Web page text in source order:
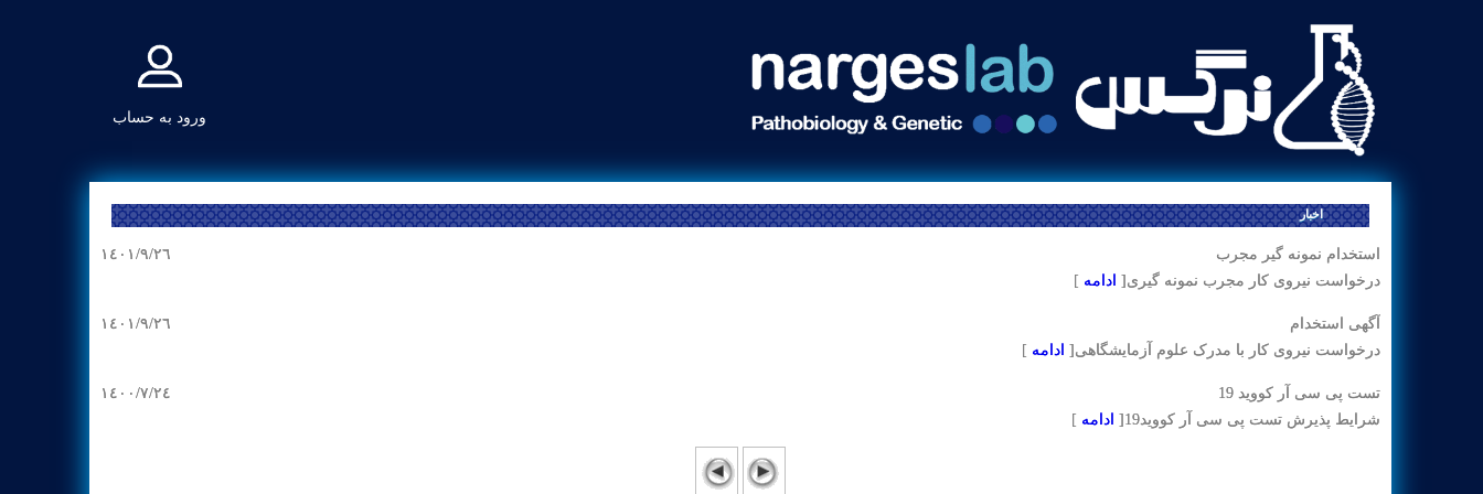
ورود به حساب
اخبار
استخدام نمونه گیر مجرب
١٤٠١/٩/٢٦
درخواست نیروی کار مجرب نمونه گیری [ ادامه ]
آگهی استخدام
١٤٠١/٩/٢٦
درخواست نیروی کار با مدرک علوم آزمایشگاهی [ ادامه ]
تست پی سی آر کووید 19
١٤٠٠/٧/٢٤
شرایط پذیرش تست پی سی آر کووید19
[ ادامه ]